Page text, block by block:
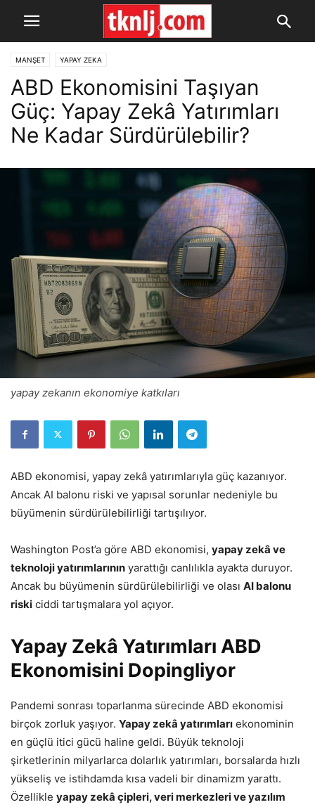
MANŞET YAPAY ZEKA
ABD Ekonomisini Taşıyan
Güç: Yapay Zekâ Yatırımları
Ne Kadar Sürdürülebilir?
yapay zekanın ekonomiye katkıları
ABD ekonomisi, yapay zekâ yatırımlarıyla güç kazanıyor.
Ancak AI balonu riski ve yapısal sorunlar nedeniyle bu
büyümenin sürdürülebilirliği tartışılıyor.
Washington Post’a göre ABD ekonomisi, yapay zekâ ve
teknoloji yatırımlarının yarattığı canlılıkla ayakta duruyor.
Ancak bu büyümenin sürdürülebilirliği ve olası AI balonu
riski ciddi tartışmalara yol açıyor.
Yapay Zekâ Yatırımları ABD
Ekonomisini Dopingliyor
Pandemi sonrası toparlanma sürecinde ABD ekonomisi
birçok zorluk yaşıyor. Yapay zekâ yatırımları ekonominin
en güçlü itici gücü haline geldi. Büyük teknoloji
şirketlerinin milyarlarca dolarlık yatırımları, borsalarda hızlı
yükseliş ve istihdamda kısa vadeli bir dinamizm yarattı.
Özellikle yapay zekâ çipleri, veri merkezleri ve yazılım